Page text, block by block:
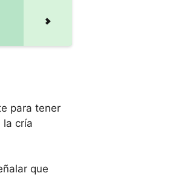
para tener
la cría
que